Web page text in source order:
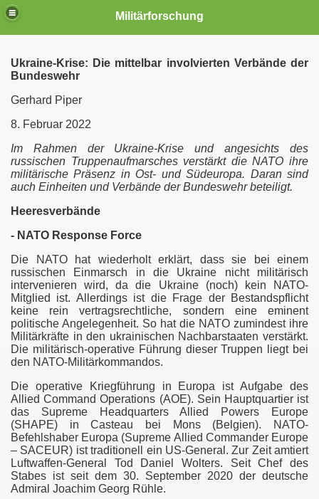
Militärforschung
Ukraine-Krise: Die mittelbar involvierten Verbände der
Bundeswehr
Gerhard Piper
8. Februar 2022
Im Rahmen der Ukraine-Krise und angesichts des
russischen Truppenaufmarsches verstärkt die NATO ihre
militärische Präsenz in Ost- und Südeuropa. Daran sind
auch Einheiten und Verbände der Bundeswehr beteiligt.
Heeresverbände
- NATO Response Force
Die NATO hat wiederholt erklärt, dass sie bei einem
russischen Einmarsch in die Ukraine nicht militärisch
intervenieren wird, da die Ukraine (noch) kein NATO-
Mitglied ist. Allerdings ist die Frage der Bestandspflicht
keine rein vertragsrechtliche, sondern eine eminent
politische Angelegenheit. So hat die NATO zumindest ihre
Militärkräfte in den ukrainischen Nachbarstaaten verstärkt.
Die militärisch-operative Führung dieser Truppen liegt bei
den NATO-Militärkommandos.
Die operative Kriegführung in Europa ist Aufgabe des
Allied Command Operations (AOE). Sein Hauptquartier ist
das Supreme Headquarters Allied Powers Europe
(SHAPE) in Casteau bei Mons (Belgien). NATO-
Befehlshaber Europa (Supreme Allied Commander Europe
– SACEUR) ist traditionell ein US-General. Zur Zeit amtiert
Luftwaffen-General Tod Daniel Wolters. Seit Chef des
Stabes ist seit dem 30. September 2020 der deutsche
Admiral Joachim Georg Rühle.
Atomarsenal
Chronologie 2017
Atomstreitkräfte Russlands
Russl